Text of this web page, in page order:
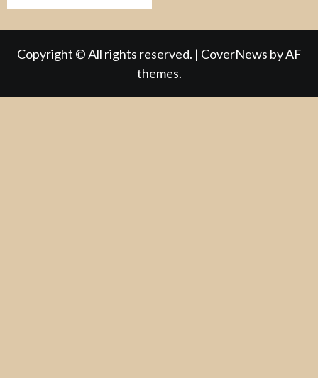
Copyright © All rights reserved. | CoverNews by AF
themes.